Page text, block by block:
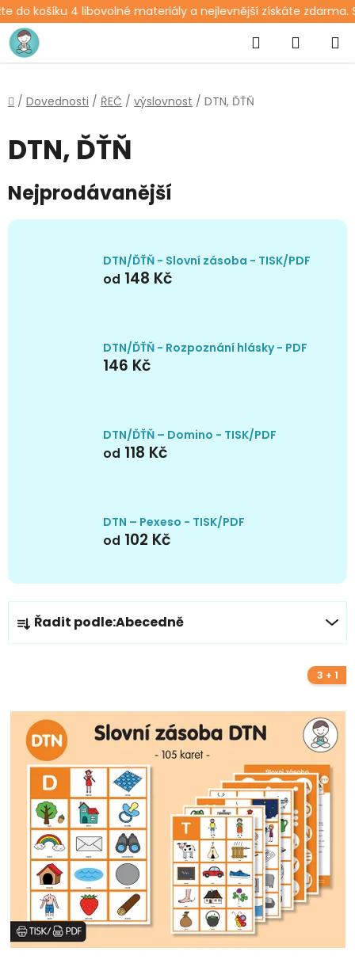
košíku 4 libovolné materiály a nejlevnější získáte zdarma.
Přejít
na
obsah
Hledat
KOŠÍK
Domů
/ Dovednosti / ŘEČ / výslovnost / DTN, ĎŤŇ
DTN, ĎŤŇ
Nejprodávanější
DTN/ĎŤŇ - Slovní zásoba - TISK/PDF
od 148 Kč
DTN/ĎŤŇ - Rozpoznání hlásky - PDF
146 Kč
DTN/ĎŤŇ – Domino - TISK/PDF
od 118 Kč
DTN – Pexeso - TISK/PDF
od 102 Kč
Ř
a
z
í
Řadit podle:Abecedně
ý
t
ů
3 + 1